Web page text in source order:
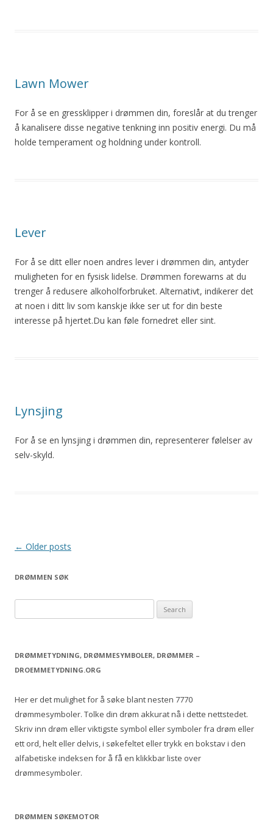
Lawn Mower
For å se en gressklipper i drømmen din, foreslår at du trenger
å kanalisere disse negative tenkning inn positiv energi. Du må
holde temperament og holdning under kontroll.
Lever
For å se ditt eller noen andres lever i drømmen din, antyder
muligheten for en fysisk lidelse. Drømmen forewarns at du
trenger å redusere alkoholforbruket. Alternativt, indikerer det
at noen i ditt liv som kanskje ikke ser ut for din beste
interesse på hjertet.Du kan føle fornedret eller sint.
Lynsjing
For å se en lynsjing i drømmen din, representerer følelser av
selv-skyld.
Post
← Older posts
DRØMMEN SØK
e
r
c
f
o
r
DRØMMETYDNING, DRØMMESYMBOLER, DRØMMER –
DROEMMETYDNING.ORG
Her er det mulighet for å søke blant nesten 7770
drømmesymboler. Tolke din drøm akkurat nå i dette nettstedet.
Skriv inn drøm eller viktigste symbol eller symboler fra drøm eller
ett ord, helt eller delvis, i søkefeltet eller trykk en bokstav i den
alfabetiske indeksen for å få en klikkbar liste over
drømmesymboler.
DRØMMEN SØKEMOTOR